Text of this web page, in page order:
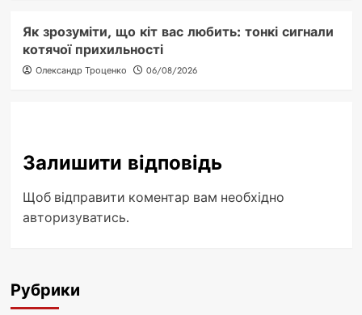
Як зрозуміти, що кіт вас любить: тонкі сигнали
котячої прихильності
Олександр Троценко 06/08/2026
Залишити відповідь
Щоб відправити коментар вам необхідно
авторизуватись.
Рубрики